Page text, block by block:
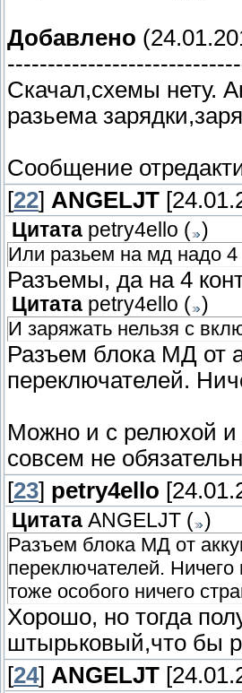
Добавлено
Скачал,схемы нету.
разьема
Сообщение
[22] ANGELJT
Цитата petry4ello ( )
Или разьем на мд надо 4
Разъемы, да на 4
Цитата petry4ello ( )
И заряжать нельзя с
Разъем блока МД от
переключателей.
Можно и с релюхой и
совсем не
[23] petry4ello
Цитата ANGELJT ( )
Разъем блока МД от
переключателей.
тоже особого ничего
Хорошо, но тогда
штырьковый,что бы
[24] ANGELJT